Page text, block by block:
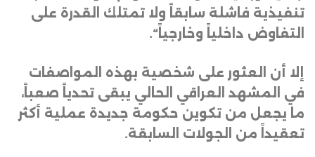
تنفيذية فاشلة سابقاً ولا تمتلك القدرة على
التفاوض داخلياً وخارجياً“.
إلا أن العثور على شخصية بهذه المواصفات
في المشهد العراقي الحالي يبقى تحدياً صعباً،
ما يجعل من تكوين حكومة جديدة عملية أكثر
تعقيداً من الجولات السابقة.